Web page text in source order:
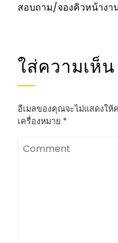
สอบถาม/จองคิวหน้างา
ใส่ความเห็น
อีเมลของคุณจะไม่แสดงให้
เครื่องหมาย *